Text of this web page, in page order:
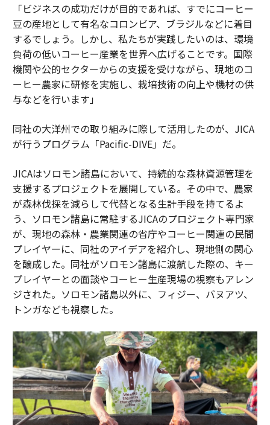
「ビジネスの成功だけが目的であれば、すでにコーヒー
豆の産地として有名なコロンビア、ブラジルなどに着目
するでしょう。しかし、私たちが実践したいのは、環境
負荷の低いコーヒー産業を世界へ広げることです。国際
機関や公的セクターからの支援を受けながら、現地のコ
ーヒー農家に研修を実施し、栽培技術の向上や機材の供
与などを行います」
同社の大洋州での取り組みに際して活用したのが、JICA
が行うプログラム「Pacific-DIVE」だ。
JICAはソロモン諸島において、持続的な森林資源管理を
支援するプロジェクトを展開している。その中で、農家
が森林伐採を減らして代替となる生計手段を持てるよ
う、ソロモン諸島に常駐するJICAのプロジェクト専門家
が、現地の森林・農業関連の省庁やコーヒー関連の民間
プレイヤーに、同社のアイデアを紹介し、現地側の関心
を醸成した。同社がソロモン諸島に渡航した際の、キー
プレイヤーとの面談やコーヒー生産現場の視察もアレン
ジされた。ソロモン諸島以外に、フィジー、バヌアツ、
トンガなども視察した。